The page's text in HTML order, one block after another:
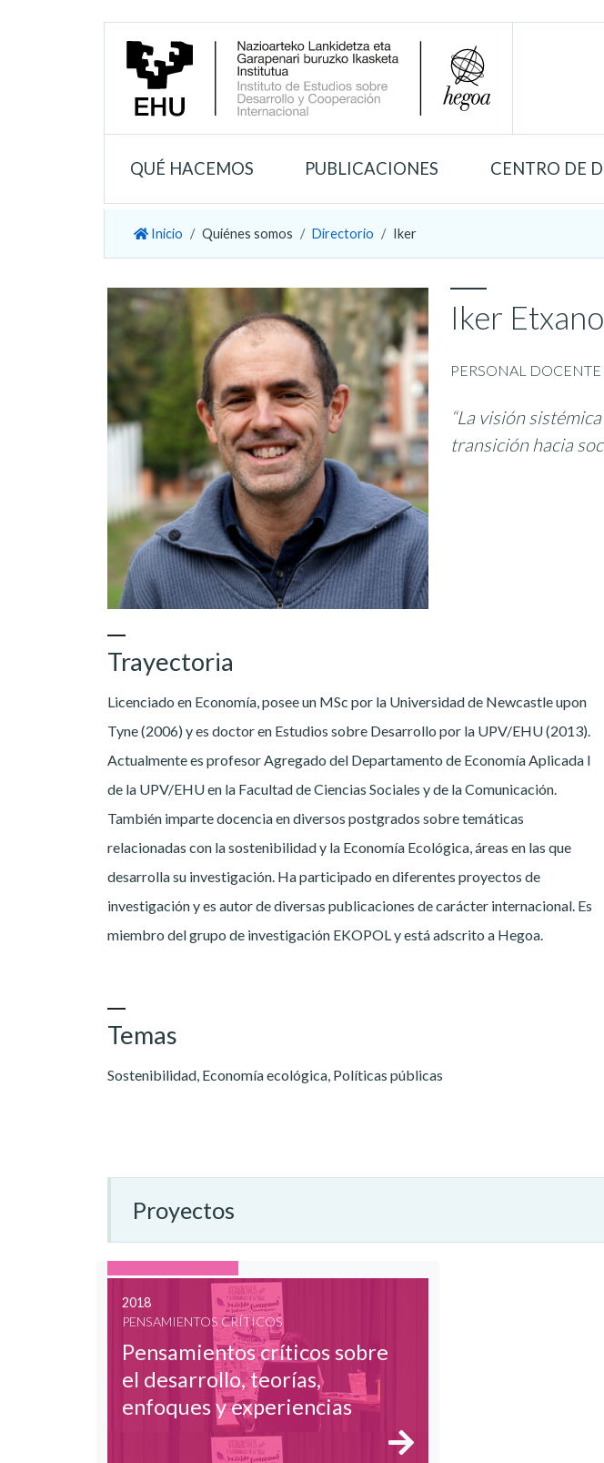
QUÉ HACEMOS PUBLICACIONES CENTRO DE
Inicio Quiénes somos Directorio Iker
Iker Etxano
PERSONAL
“La visión
transición hacia
Trayectoria
Licenciado en Economía, posee un MSc por la Universidad de Newcastle upon
Tyne (2006) y es doctor en Estudios sobre Desarrollo por la UPV/EHU (2013).
Actualmente es profesor Agregado del Departamento de Economía Aplicada I
de la UPV/EHU en la Facultad de Ciencias Sociales y de la Comunicación.
También imparte docencia en diversos postgrados sobre temáticas
relacionadas con la sostenibilidad y la Economía Ecológica, áreas en las que
desarrolla su investigación. Ha participado en diferentes proyectos de
investigación y es autor de diversas publicaciones de carácter internacional. Es
miembro del grupo de investigación EKOPOL y está adscrito a Hegoa.
Temas
Sostenibilidad, Economía ecológica, Políticas públicas
Proyectos
2018
PENSAMIENTOS CRÍTICOS
Pensamientos críticos sobre
el desarrollo, teorías,
enfoques y experiencias